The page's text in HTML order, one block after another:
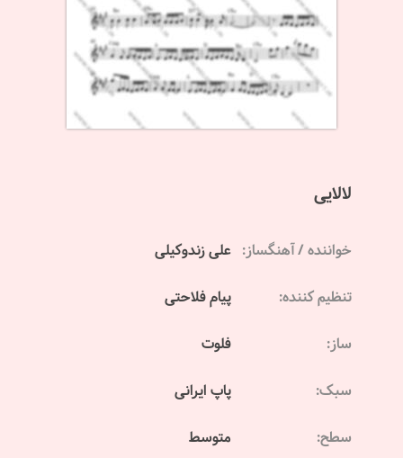
لالایی
خواننده / آهنگساز: علی زندوکیلی
تنظیم کننده: پیام فلاحتی
ساز: فلوت
سبک: پاپ ایرانی
سطح: متوسط